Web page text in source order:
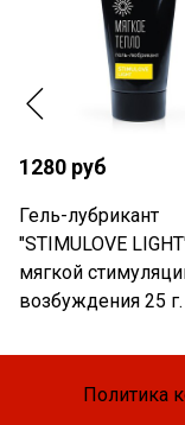
1280 руб
Гель-лубрикант
"STIMULOVE
мягкой
возбуждения 25 г.
Политика